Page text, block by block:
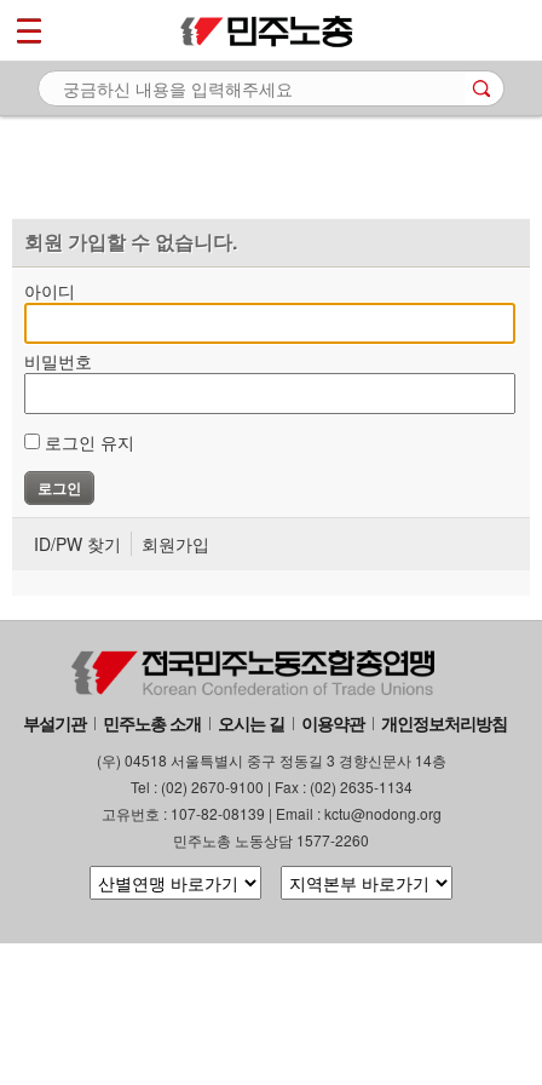
회원 가입할 수 없습니다.
아이디
비밀번호
로그인 유지
ID/PW 찾기 회원가입
부설기관 민주노총 소개 오시는 길 이용약관 개인정보처리방침
(우) 04518 서울특별시 중구 정동길 3 경향신문사 14층
Tel : (02) 2670-9100 | Fax : (02) 2635-1134
고유번호 : 107-82-08139 | Email : kctu@nodong.org
민주노총 노동상담 1577-2260
마이페이지
소개
자료
부설기관